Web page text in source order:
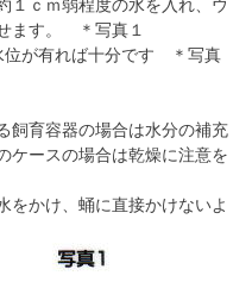
１ｃｍ弱程度の水を入れ、ウ
ます。 ＊写真１
位が有れば十分です ＊写真
飼育容器の場合は水分の補充
ケースの場合は乾燥に注意を
をかけ、蛹に直接かけないよ